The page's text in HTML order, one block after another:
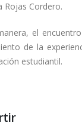
Rojas Cordero.
el
de la
estudiantil.